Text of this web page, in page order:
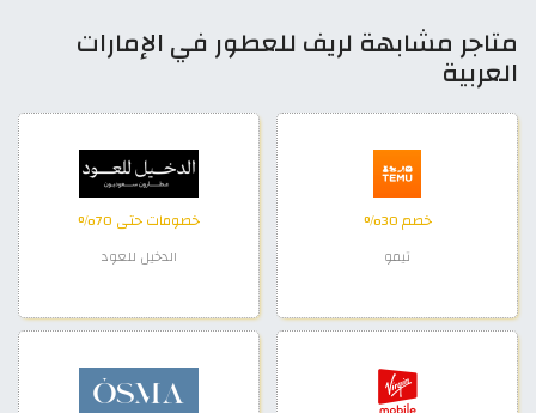
متاجر مشابهة لريف للعطور في الإمارات
العربية
خصم 30%
تيمو
خصومات حتى 70%
الدخيل للعود